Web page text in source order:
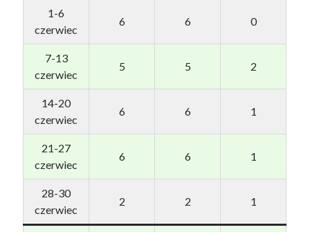
1-6
czerwiec
6 6 0
7-13
czerwiec
5 5 2
14-20
czerwiec
6 6 1
21-27
czerwiec
6 6 1
28-30
czerwiec
2 2 1